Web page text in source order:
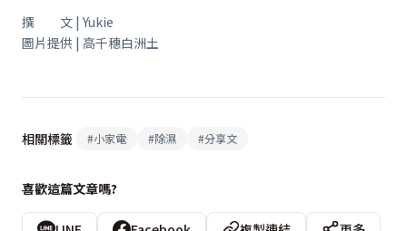
撰 文 | Yukie
圖片提供 | 高千穗白洲土
相關標籤 #小家電 #除濕 #分享文
喜歡這篇文章嗎?